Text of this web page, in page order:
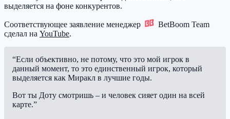
выделяется на фоне конкурентов.
Соответствующее заявление менеджер
BetBoom Team
сделал на YouTube.
“Если объективно, не потому, что это мой игрок в
данный момент, то это единственный игрок, который
выделяется как Миракл в лучшие годы.
Вот ты Доту смотришь – и человек сияет один на всей
карте.”